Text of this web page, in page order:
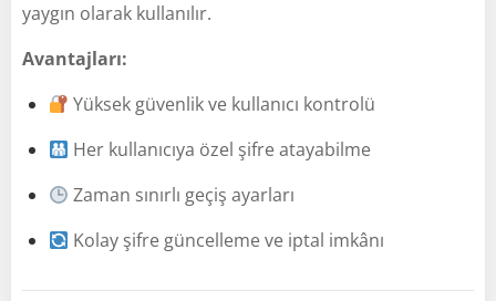
yaygın olarak kullanılır.
Avantajları:
Yüksek güvenlik ve kullanıcı kontrolü
Her kullanıcıya özel şifre atayabilme
Zaman sınırlı geçiş ayarları
Kolay şifre güncelleme ve iptal imkânı